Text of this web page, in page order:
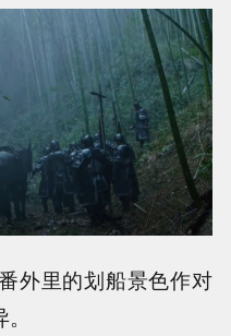
外里的划船景色作对